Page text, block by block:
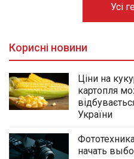
Усі
Корисні новини
Ціни на
картопля
України
начать